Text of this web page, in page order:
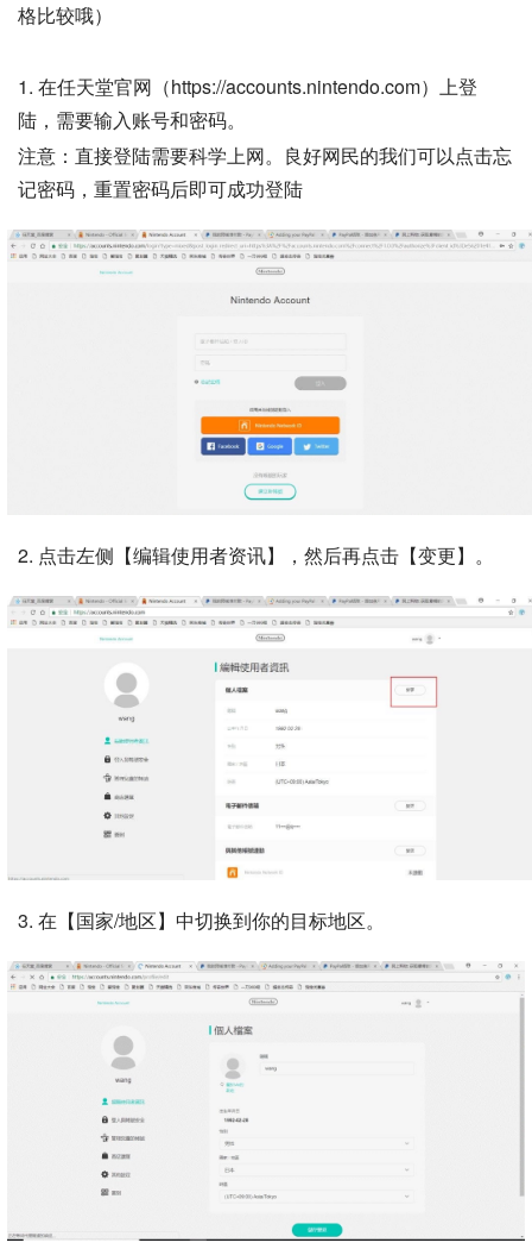
格比较哦）
1. 在任天堂官网（https://accounts.nintendo.com）上登
陆，需要输入账号和密码。
注意：直接登陆需要科学上网。良好网民的我们可以点击忘
记密码，重置密码后即可成功登陆
2. 点击左侧【编辑使用者资讯】，然后再点击【变更】。
3. 在【国家/地区】中切换到你的目标地区。